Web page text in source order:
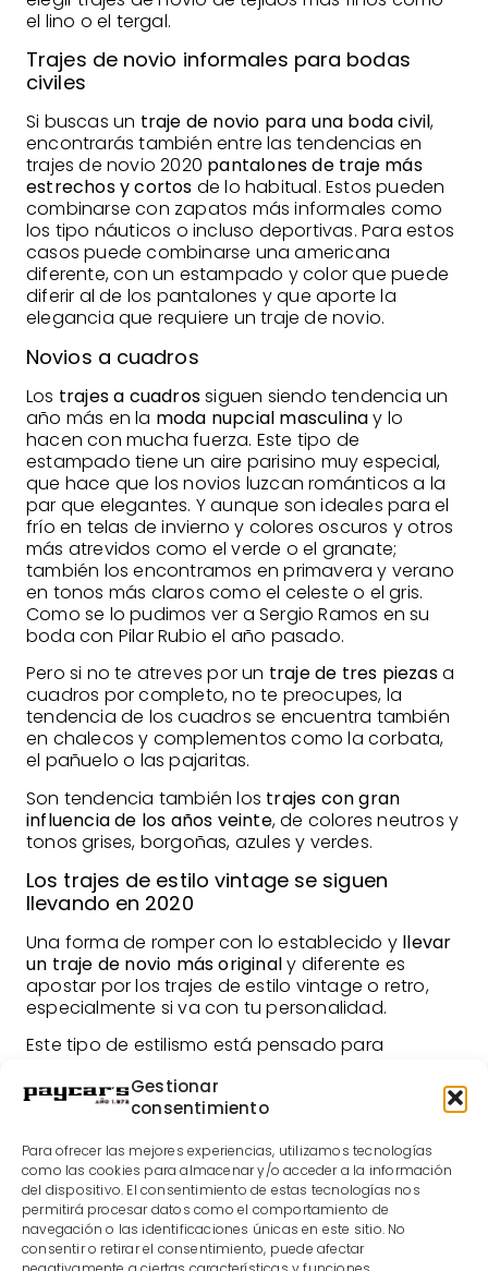
Gestionar
consentimiento
Para ofrecer las mejores experiencias, utilizamos tecnologías
como las cookies para almacenar y/o acceder a la información
del dispositivo. El consentimiento de estas tecnologías nos
permitirá procesar datos como el comportamiento de
navegación o las identificaciones únicas en este sitio. No
consentir o retirar el consentimiento, puede afectar
el lino o el tergal.
Trajes de novio informales para bodas
civiles
Si buscas un traje de novio para una boda civil,
encontrarás también entre las tendencias en
trajes de novio 2020 pantalones de traje más
estrechos y cortos de lo habitual. Estos pueden
combinarse con zapatos más informales como
los tipo náuticos o incluso deportivas. Para estos
casos puede combinarse una americana
diferente, con un estampado y color que puede
diferir al de los pantalones y que aporte la
elegancia que requiere un traje de novio.
Novios a cuadros
Los trajes a cuadrossiguen siendo tendencia un
año más en la moda nupcial masculinay lo
hacen con mucha fuerza. Este tipo de
estampado tiene un aire parisino muy especial,
que hace que los novios luzcan románticos a la
par que elegantes. Y aunque son ideales para el
frío en telas de invierno y colores oscuros y otros
más atrevidos como el verde o el granate;
también los encontramos en primavera y verano
en tonos más claros como el celeste o el gris.
Como se lo pudimos ver a Sergio Ramos en su
boda con Pilar Rubio el año pasado.
Pero si no te atreves por un traje de tres piezasa
cuadros por completo, no te preocupes, la
tendencia de los cuadros se encuentra también
en chalecos y complementos como la corbata,
el pañuelo o las pajaritas.
Son tendencia también los trajes con gran
influencia de los años veinte, de colores neutros y
tonos grises, borgoñas, azules y verdes.
Los trajes de estilo vintage se siguen
llevando en 2020
Una forma de romper con lo establecido y llevar
un traje de novio más originaly diferente es
apostar por los trajes de estilo vintage o retro,
especialmente si va con tu personalidad.
Este tipo de estilismo está pensado para
fusiona lo antiguo y lo moderno.
algo despreocupado, están pensados al detalle
para que todos los complementos combinen
entre sí y la armonía del conjunto sea total.
Lostrajes de novio de tipo vintagesiempre
sorprenden y van genial para bodas románticas